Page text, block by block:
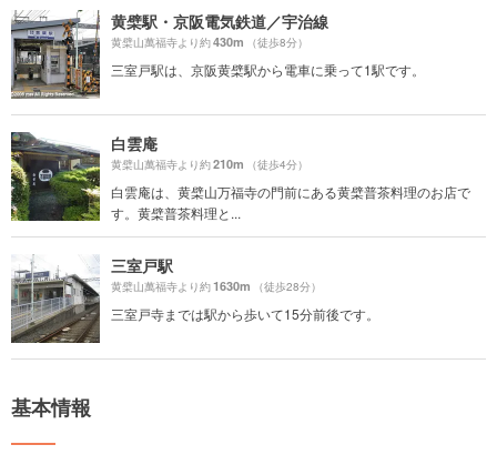
黄檗駅・京阪電気鉄道／宇治線
黄檗山萬福寺より約430m （徒歩8分）
三室戸駅は、京阪黄檗駅から電車に乗って1駅です。
白雲庵
黄檗山萬福寺より約210m （徒歩4分）
白雲庵は、黄檗山万福寺の門前にある黄檗普茶料理のお店で
す。黄檗普茶料理と...
三室戸駅
黄檗山萬福寺より約1630m （徒歩28分）
三室戸寺までは駅から歩いて15分前後です。
基本情報